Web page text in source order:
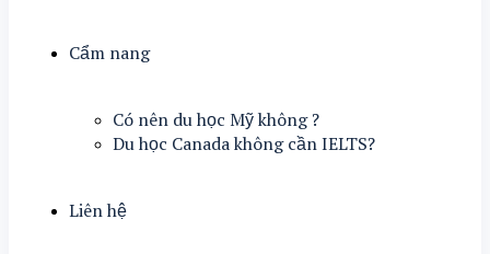
Cẩm nang
Có nên du học Mỹ không ?
Du học Canada không cần IELTS?
Liên hệ